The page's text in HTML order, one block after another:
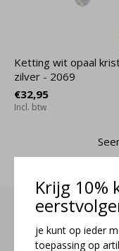
Krijg 10%
je kunt op ieder
toepassing op
Ketting wit opaal
zilver - 2069
€32,95
Incl. btw
Meld je